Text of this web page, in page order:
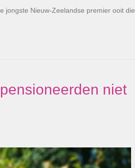
jongste Nieuw-Zeelandse premier ooit die
niet